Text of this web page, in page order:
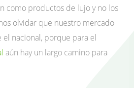
como productos de lujo y no los
olvidar que nuestro mercado
nacional, porque para el
aún hay un largo camino para